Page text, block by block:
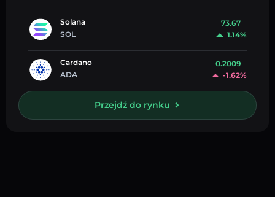
Solana
SOL
73.67
1.14%
Cardano
ADA
0.2009
-1.62%
Przejdź do rynku